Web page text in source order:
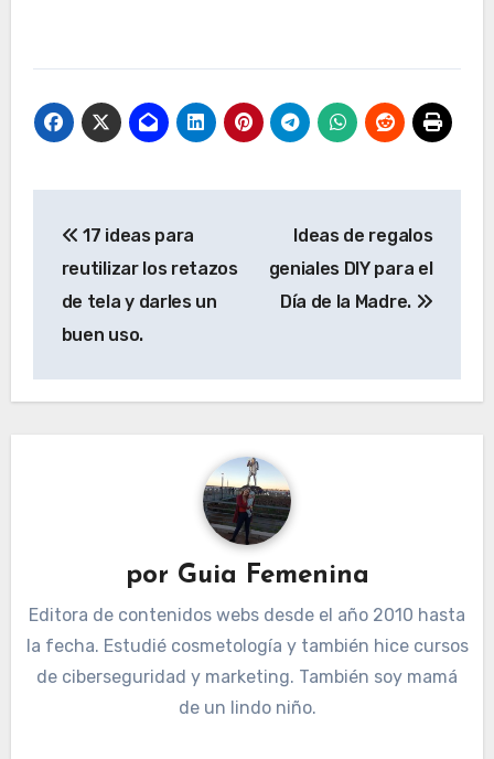
de
entradas
17 ideas para
reutilizar los retazos
de tela y darles un
buen uso.
Ideas de regalos
geniales DIY para el
Día de la Madre.
por Guia Femenina
Editora de contenidos webs desde el año 2010 hasta
la fecha. Estudié cosmetología y también hice cursos
de ciberseguridad y marketing. También soy mamá
de un lindo niño.